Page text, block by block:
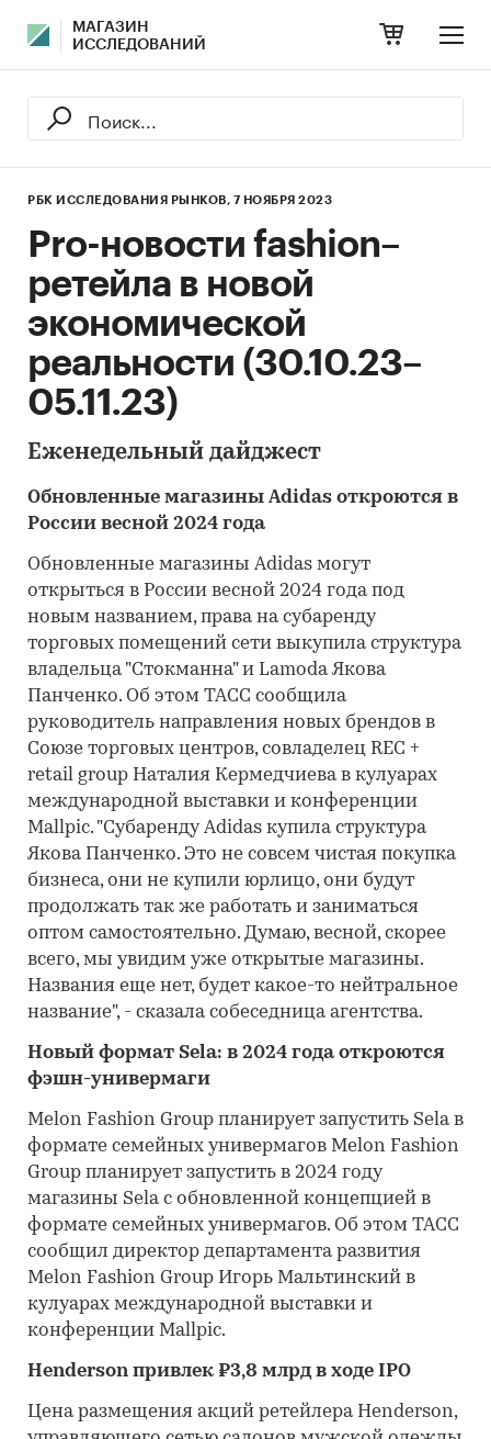
МАГАЗИН
ИССЛЕДОВАНИЙ
РБК ИССЛЕДОВАНИЯ РЫНКОВ, 7 НОЯБРЯ 2023
Pro-новости fashion–
ретейла в новой
экономической
реальности (30.10.23–
05.11.23)
Еженедельный дайджест
Обновленные магазины Adidas откроются в
России весной 2024 года
Обновленные магазины Adidas могут
открыться в России весной 2024 года под
новым названием, права на субаренду
торговых помещений сети выкупила структура
владельца "Стокманна" и Lamoda Якова
Панченко. Об этом ТАСС сообщила
руководитель направления новых брендов в
Союзе торговых центров, совладелец REC +
retail group Наталия Кермедчиева в кулуарах
международной выставки и конференции
Mallpic. "Субаренду Adidas купила структура
Якова Панченко. Это не совсем чистая покупка
бизнеса, они не купили юрлицо, они будут
продолжать так же работать и заниматься
оптом самостоятельно. Думаю, весной, скорее
всего, мы увидим уже открытые магазины.
Названия еще нет, будет какое-то нейтральное
название", - сказала собеседница агентства.
Новый формат Sela: в 2024 года откроются
фэшн-универмаги
Melon Fashion Group планирует запустить Sela в
формате семейных универмагов Melon Fashion
Group планирует запустить в 2024 году
магазины Sela с обновленной концепцией в
формате семейных универмагов. Об этом ТАСС
сообщил директор департамента развития
Melon Fashion Group Игорь Мальтинский в
кулуарах международной выставки и
конференции Mallpic.
Henderson привлек ₽3,8 млрд в ходе IPO
Цена размещения акций ретейлера Henderson,